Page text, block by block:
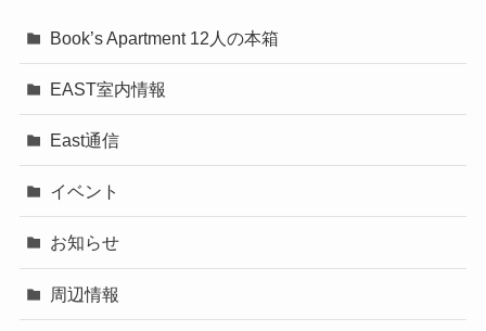
Book’s Apartment 12人の本箱
EAST室内情報
East通信
イベント
お知らせ
周辺情報